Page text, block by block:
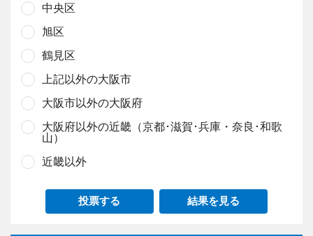
中央区
旭区
鶴見区
上記以外の大阪市
大阪市以外の大阪府
大阪府以外の近畿（京都･滋賀･兵庫・奈良･和歌
山）
近畿以外
投票する 結果を見る